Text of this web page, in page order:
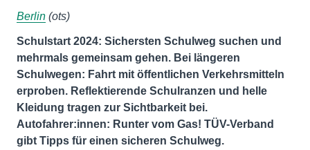
Berlin (ots)
Schulstart 2024: Sichersten Schulweg suchen und
mehrmals gemeinsam gehen. Bei längeren
Schulwegen: Fahrt mit öffentlichen Verkehrsmitteln
erproben. Reflektierende Schulranzen und helle
Kleidung tragen zur Sichtbarkeit bei.
Autofahrer:innen: Runter vom Gas! TÜV-Verband
gibt Tipps für einen sicheren Schulweg.